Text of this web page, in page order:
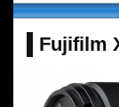
Fujifilm